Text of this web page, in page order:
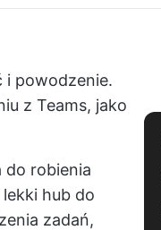
i powodzenie.
z Teams, jako
do robienia
hub do
zadań,